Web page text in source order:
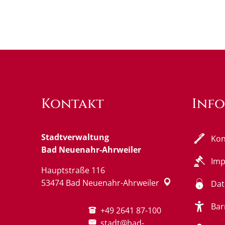
Kontakt
Stadtverwaltung
Bad Neuenahr-Ahrweiler
Hauptstraße 116
53474 Bad Neuenahr-Ahrweiler
+49 2641 87-100